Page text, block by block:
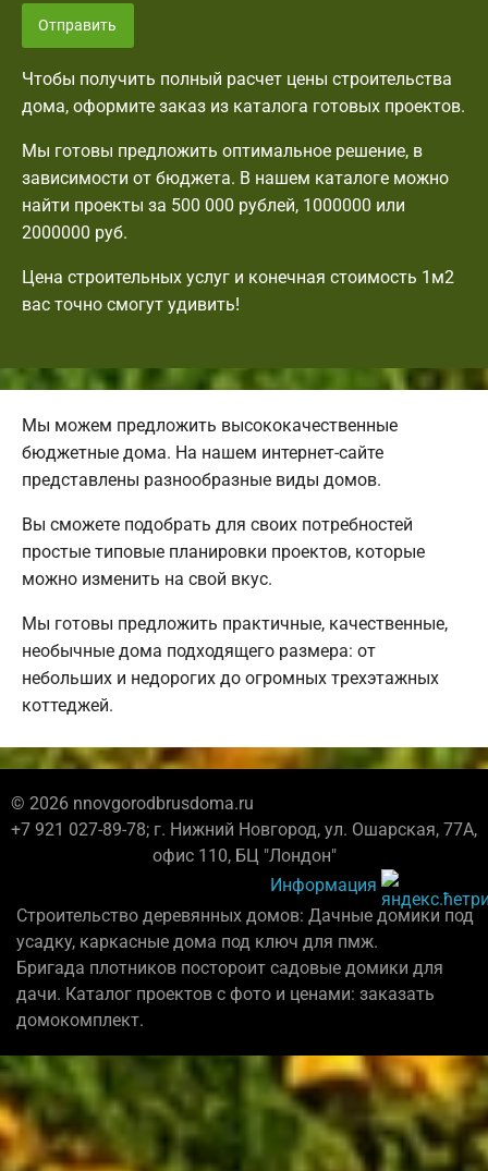
Отправить
Чтобы получить полный расчет цены строительства
дома, оформите заказ из каталога готовых проектов.
Мы готовы предложить оптимальное решение, в
зависимости от бюджета. В нашем каталоге можно
найти проекты за 500 000 рублей, 1000000 или
2000000 руб.
Цена строительных услуг и конечная стоимость 1м2
вас точно смогут удивить!
Мы можем предложить высококачественные
бюджетные дома. На нашем интернет-сайте
представлены разнообразные виды домов.
Вы сможете подобрать для своих потребностей
простые типовые планировки проектов, которые
можно изменить на свой вкус.
Мы готовы предложить практичные, качественные,
необычные дома подходящего размера: от
небольших и недорогих до огромных трехэтажных
коттеджей.
© 2026 nnovgorodbrusdoma.ru
+7 921 027-89-78; г. Нижний Новгород, ул. Ошарская, 77А,
офис 110, БЦ "Лондон"
Информация
Строительство деревянных домов: Дачные домики под
усадку, каркасные дома под ключ для пмж.
Бригада плотников постороит садовые домики для
дачи. Каталог проектов с фото и ценами: заказать
домокомплект.